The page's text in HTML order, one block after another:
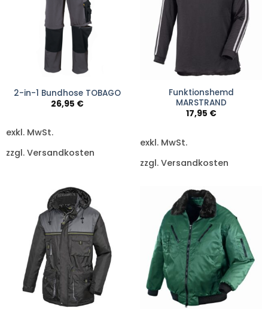
2-in-1 Bundhose TOBAGO
26,95 €
exkl. MwSt.
zzgl. Versandkosten
Funktionshemd
MARSTRAND
17,95 €
exkl. MwSt.
zzgl. Versandkosten